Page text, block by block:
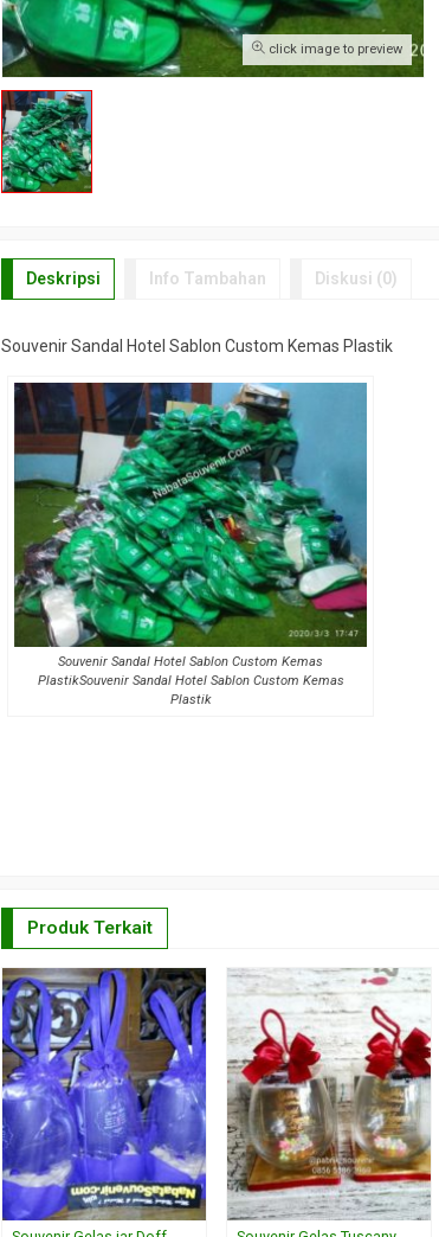
click image to preview
Deskripsi Info Tambahan Diskusi (0)
Souvenir Sandal Hotel Sablon Custom Kemas Plastik
Souvenir Sandal Hotel Sablon Custom Kemas
PlastikSouvenir Sandal Hotel Sablon Custom Kemas
Plastik
Produk Terkait